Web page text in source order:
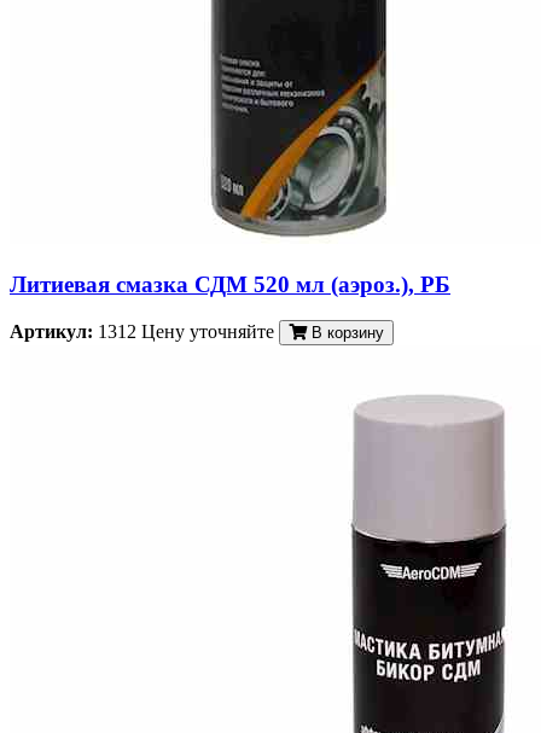
Литиевая смазка СДМ 520 мл (аэроз.), РБ
Артикул: 1312 Цену уточняйте В корзину